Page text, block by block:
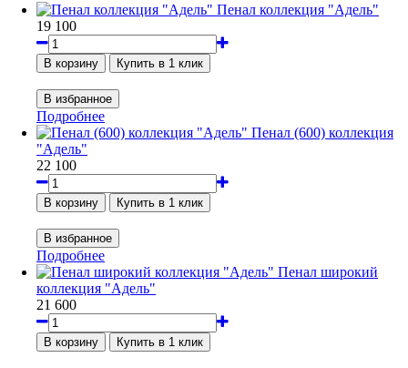
Пенал коллекция "Адель"
19 100
Подробнее
Пенал (600) коллекция
"Адель"
22 100
Подробнее
Пенал широкий
коллекция "Адель"
21 600